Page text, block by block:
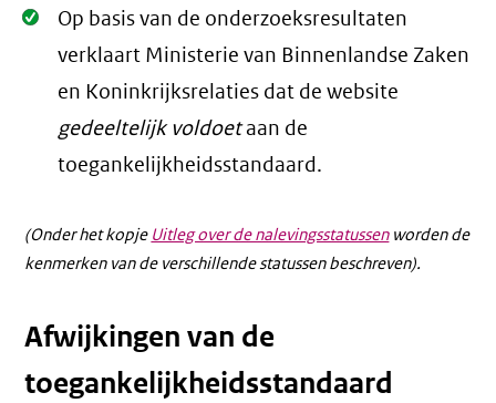
Oké.
Op basis van de onderzoeksresultaten
verklaart Ministerie van Binnenlandse Zaken
en Koninkrijksrelaties dat de website
gedeeltelijk voldoetaan de
toegankelijkheidsstandaard.
(Onder het kopje Uitleg over de nalevingsstatussenworden de
kenmerken van de verschillende statussen beschreven).
Afwijkingen van de
toegankelijkheidsstandaard